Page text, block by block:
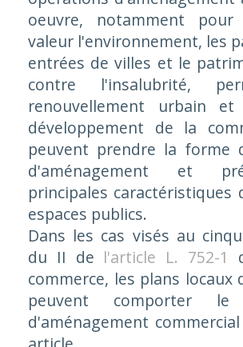
oeuvre, notamment
valeur l'environnement, les
entrées de villes et le
contre l'insalubrité,
renouvellement urbain
développement de la
peuvent prendre la forme
d'aménagement et
principales caractéristiques
espaces publics.
Dans les cas visés au
du II de l'article L. 752-1
commerce, les plans locaux
peuvent comporter le
d'aménagement